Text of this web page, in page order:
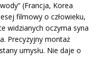
(Francja, Korea
filmowy o człowieku,
widzianych oczyma syna
Precyzyjny montaż
umysłu. Nie daje o